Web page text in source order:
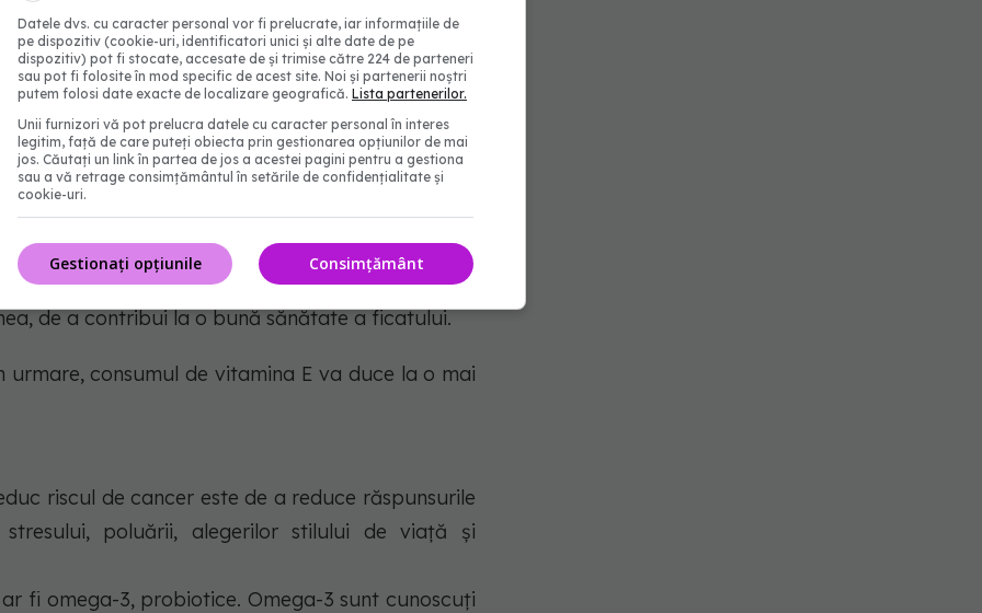
cheagurilor de sânge. Se găsesc în afine,
riscul de cancer este echilibrarea hormonilor și
la fel de esențială. Legumele cu frunze verzi,
de estrogen. O altă modalitate excelentă de
de a contribui la o bună sănătate a ficatului.
consumul de vitamina E va duce la o mai
riscul de cancer este de a reduce răspunsurile
poluării, alegerilor stilului de viață și
fi omega-3, probiotice. Omega-3 sunt cunoscuți
Datele dvs. cu caracter personal vor fi prelucrate, iar informațiile de
pe dispozitiv (cookie-uri, identificatori unici și alte date de pe
dispozitiv) pot fi stocate, accesate de și trimise către 224 de parteneri
sau pot fi folosite în mod specific de acest site. Noi și partenerii noștri
putem folosi date exacte de localizare geografică. Lista partenerilor.
Unii furnizori vă pot prelucra datele cu caracter personal în interes
legitim, față de care puteți obiecta prin gestionarea opțiunilor de mai
jos. Căutați un link în partea de jos a acestei pagini pentru a gestiona
sau a vă retrage consimțământul în setările de confidențialitate și
cookie-uri.
Consimțământ
Gestionați opțiunile